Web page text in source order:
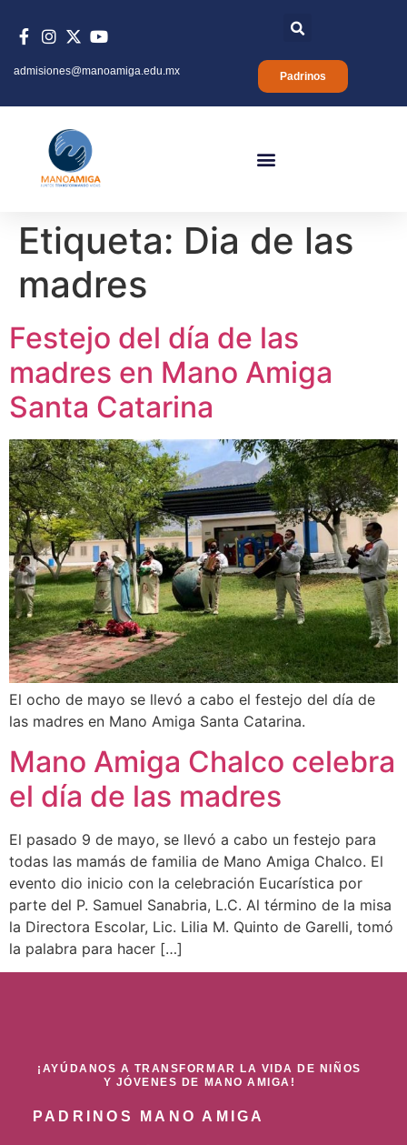
Padrinos
admisiones@manoamiga.edu.mx
Etiqueta: Dia de las
madres
Festejo del día de las
madres en Mano Amiga
Santa Catarina
El ocho de mayo se llevó a cabo el festejo del día de
las madres en Mano Amiga Santa Catarina.
Mano Amiga Chalco celebra
el día de las madres
El pasado 9 de mayo, se llevó a cabo un festejo para
todas las mamás de familia de Mano Amiga Chalco. El
evento dio inicio con la celebración Eucarística por
parte del P. Samuel Sanabria, L.C. Al término de la misa
la Directora Escolar, Lic. Lilia M. Quinto de Garelli, tomó
la palabra para hacer […]
¡AYÚDANOS A TRANSFORMAR LA VIDA DE NIÑOS
Y JÓVENES DE MANO AMIGA!
PADRINOS MANO AMIGA